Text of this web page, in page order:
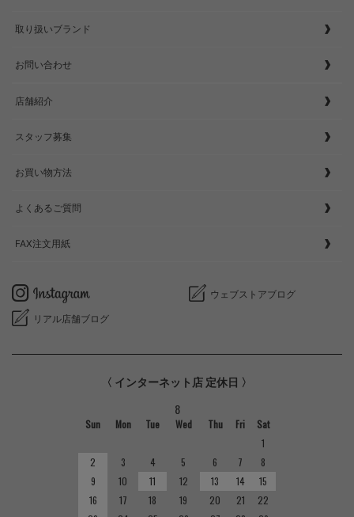
取り扱いブランド
お問い合わせ
店舗紹介
スタッフ募集
お買い物方法
よくあるご質問
FAX注文用紙
ウェブストアブログ
リアル店舗ブログ
〈 インターネット店 定休日 〉
8
Sun Mon Tue Wed Thu Fri
Sat
1
2
3 4 5 6 7
8
9
10 11 12 13 14
15
16
17 18 19 20 21
22